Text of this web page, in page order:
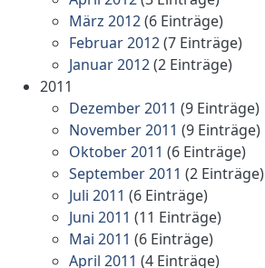
März 2012(6 Einträge)
Februar 2012(7 Einträge)
Januar 2012(2 Einträge)
2011
Dezember 2011 (9 Einträge)
November 2011 (9 Einträge)
Oktober 2011 (6 Einträge)
September 2011 (2 Einträge)
Juli 2011 (6 Einträge)
Juni 2011 (11 Einträge)
Mai 2011 (6 Einträge)
April 2011 (4 Einträge)